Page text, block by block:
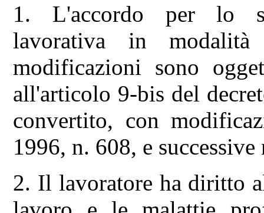
1. L'accordo per lo
lavorativa in
modificazioni sono
all'articolo 9-bis del
convertito, con
1996, n. 608, e
2. Il lavoratore ha diritto